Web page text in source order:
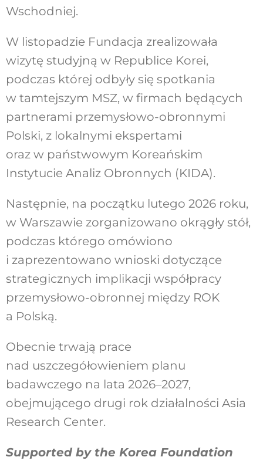
Wschodniej.
W listopadzie Fundacja zrealizowała
wizytę studyjną w Republice Korei,
podczas której odbyły się spotkania
w tamtejszym MSZ, w firmach będących
partnerami przemysłowo-obronnymi
Polski, z lokalnymi ekspertami
oraz w państwowym Koreańskim
Instytucie Analiz Obronnych (KIDA).
Następnie, na początku lutego 2026 roku,
w Warszawie zorganizowano okrągły stół,
podczas którego omówiono
i zaprezentowano wnioski dotyczące
strategicznych implikacji współpracy
przemysłowo-obronnej między ROK
a Polską.
Obecnie trwają prace
nad uszczegółowieniem planu
badawczego na lata 2026–2027,
obejmującego drugi rok działalności Asia
Research Center.
Supported by the Korea Foundation